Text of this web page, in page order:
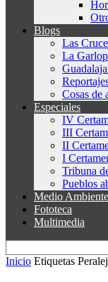
Blogs
Las
La
Cosas de
Especiales
IV
III
II
I
Tribuna
Pueblos
Medio Ambiente
Fototeca
Multimedia
Inicio Etiquetas